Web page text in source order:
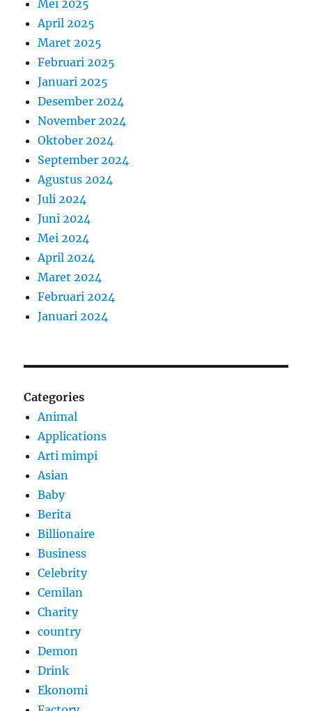
Mei 2025
April 2025
Maret 2025
Februari 2025
Januari 2025
Desember 2024
November 2024
Oktober 2024
September 2024
Agustus 2024
Juli 2024
Juni 2024
Mei 2024
April 2024
Maret 2024
Februari 2024
Januari 2024
Categories
Animal
Applications
Arti mimpi
Asian
Baby
Berita
Billionaire
Business
Celebrity
Cemilan
Charity
country
Demon
Drink
Ekonomi